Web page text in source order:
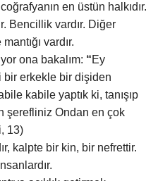
en üstün halkıdır.
Bencillik vardır. Diğer
vardır.
ona bakalım: “Ey
bir erkekle bir dişiden
kabile yaptık ki, tanışıp
şerefliniz Ondan en çok
13)
kalpte bir kin, bir nefrettir.